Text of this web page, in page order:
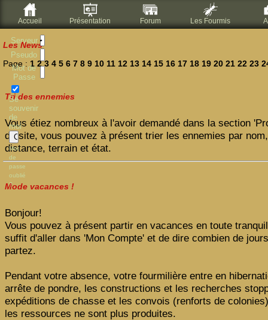
Serveur
Pseudo
Mot de
Passe
Se
souvenir
de
moi
Mot
de
passe
oublié
?
Accueil Présentation Forum Les Fourmis
Les News
Page : 1 2 3 4 5 6 7 8 9 10 11 12 13 14 15 16 17 18 19 20 21 22 23
Tri des ennemies
Vous étiez nombreux à l'avoir demandé dans la section
du site, vous pouvez à présent trier les ennemies par
distance, terrain et état.
Mode vacances !
Bonjour!
Vous pouvez à présent partir en vacances en toute
suffit d'aller dans 'Mon Compte' et de dire combien de
partez.
Pendant votre absence, votre fourmilière entre en
arrête de pondre, les constructions et les recherches
expéditions de chasse et les convois (renforts de
les ressources ne sont plus produites.